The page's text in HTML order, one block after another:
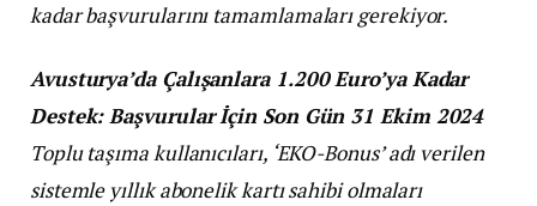
kadar başvurularını tamamlamaları gerekiyor.
Avusturya’da Çalışanlara 1.200 Euro’ya Kadar
Destek: Başvurular İçin Son Gün 31 Ekim 2024
Toplu taşıma kullanıcıları, ‘EKO-Bonus’ adı verilen
sistemle yıllık abonelik kartı sahibi olmaları